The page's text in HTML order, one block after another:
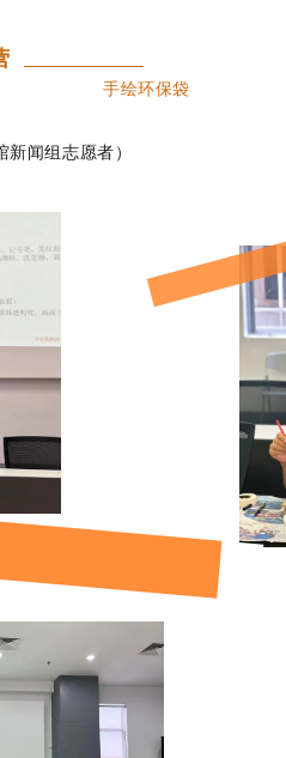
手绘环保袋
闻组志愿者）